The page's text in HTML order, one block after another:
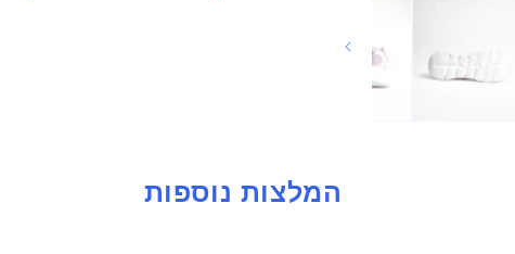
המלצות נוספות